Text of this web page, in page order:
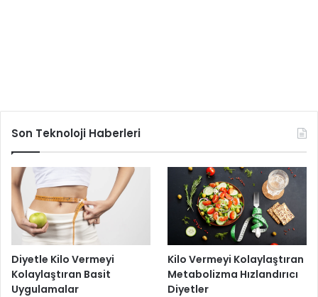
Son Teknoloji Haberleri
Diyetle Kilo Vermeyi
Kolaylaştıran Basit
Uygulamalar
Kilo Vermeyi Kolaylaştıran
Metabolizma Hızlandırıcı
Diyetler